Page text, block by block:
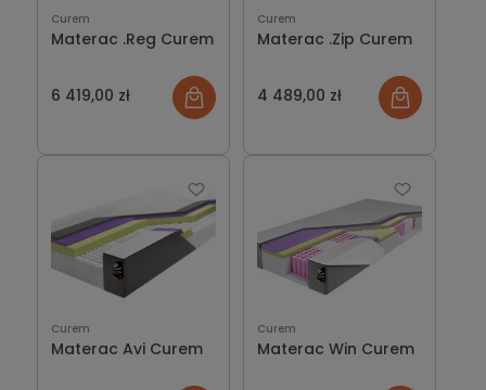
Curem
Materac .Reg Curem
6 419,00 zł
Curem
Materac .Zip Curem
4 489,00 zł
Curem
Materac Avi Curem
Curem
Materac Win Curem